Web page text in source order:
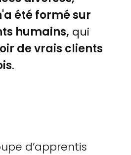
été formé sur
humains, qui
de vrais clients
.
d’apprentis